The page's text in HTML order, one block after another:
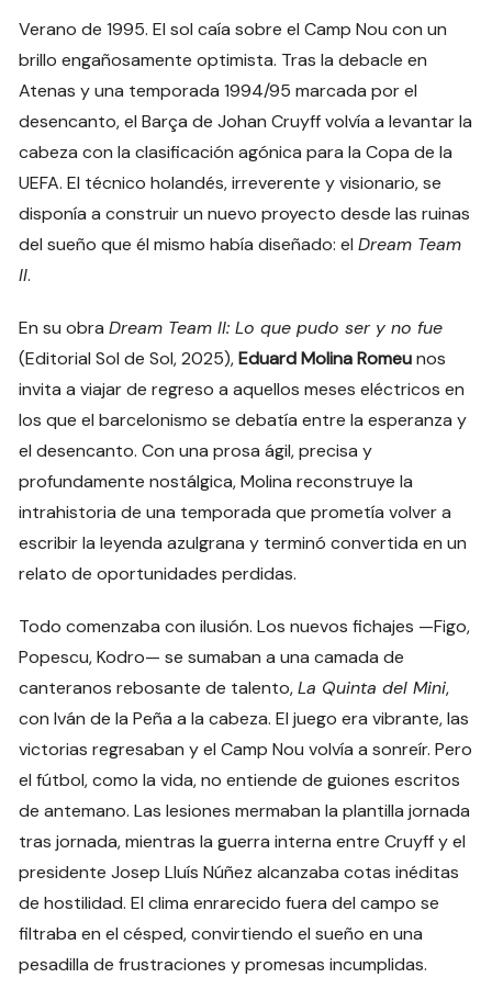
Verano de 1995. El sol caía sobre el Camp Nou con un
brillo engañosamente optimista. Tras la debacle en
Atenas y una temporada 1994/95 marcada por el
desencanto, el Barça de Johan Cruyff volvía a levantar la
cabeza con la clasificación agónica para la Copa de la
UEFA. El técnico holandés, irreverente y visionario, se
disponía a construir un nuevo proyecto desde las ruinas
del sueño que él mismo había diseñado: elDream Team
II.
En su obraDream Team II: Lo que pudo ser y no fue
(Editorial Sol de Sol, 2025),Eduard Molina Romeunos
invita a viajar de regreso a aquellos meses eléctricos en
los que el barcelonismo se debatía entre la esperanza y
el desencanto. Con una prosa ágil, precisa y
profundamente nostálgica, Molina reconstruye la
intrahistoria de una temporada que prometía volver a
escribir la leyenda azulgrana y terminó convertida en un
relato de oportunidades perdidas.
Todo comenzaba con ilusión. Los nuevos fichajes —Figo,
Popescu, Kodro— se sumaban a una camada de
canteranos rebosante de talento,La Quinta del Mini,
con Iván de la Peña a la cabeza. El juego era vibrante, las
victorias regresaban y el Camp Nou volvía a sonreír. Pero
el fútbol, como la vida, no entiende de guiones escritos
de antemano. Las lesiones mermaban la plantilla jornada
tras jornada, mientras la guerra interna entre Cruyff y el
presidente Josep Lluís Núñez alcanzaba cotas inéditas
de hostilidad. El clima enrarecido fuera del campo se
filtraba en el césped, convirtiendo el sueño en una
pesadilla de frustraciones y promesas incumplidas.